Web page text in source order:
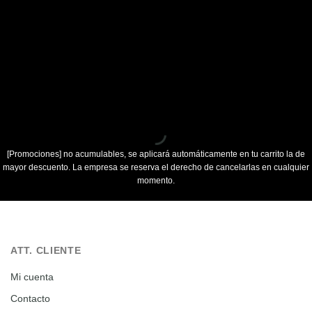
[Promociones] no acumulables, se aplicará automáticamente en tu carrito la de
mayor descuento. La empresa se reserva el derecho de cancelarlas en cualquier
momento.
ATT. CLIENTE
Mi cuenta
Contacto